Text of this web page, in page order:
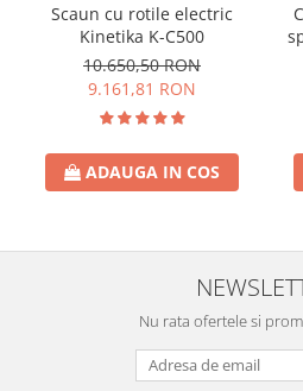
Scaun cu rotile electric
Kinetika K-C500
10.650,50 RON
9.161,81 RON
ADAUGA IN COS
Nu rata ofertele si